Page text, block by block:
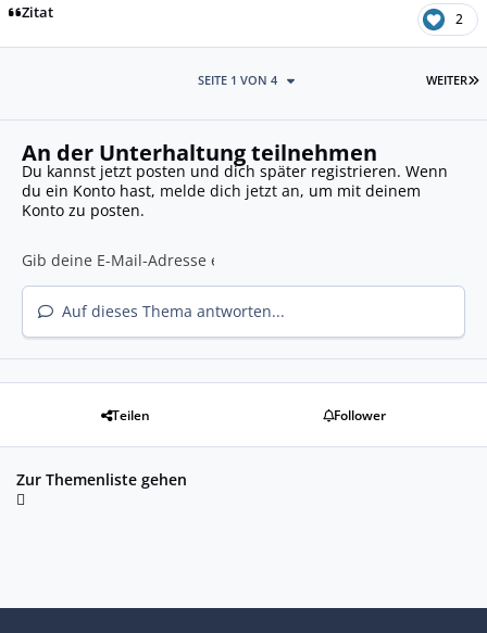
Zitat 2
WEITER
SEITE 1 VON 4
An der Unterhaltung teilnehmen
Du kannst jetzt posten und dich später registrieren. Wenn
du ein Konto hast, melde dich jetzt an, um mit deinem
Konto zu posten.
Auf dieses Thema antworten...
Teilen Follower
Zur Themenliste gehen